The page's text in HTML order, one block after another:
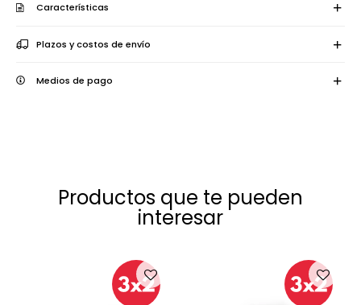
Características
Plazos y costos de envío
Medios de pago
Productos que te pueden
interesar